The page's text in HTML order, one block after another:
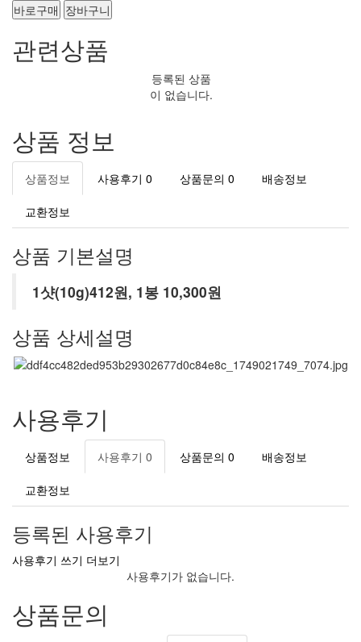
바로구매 장바구니
관련상품
등록된 상품
이 없습니다.
상품 정보
상품정보 사용후기 0 상품문의 0 배송정보
교환정보
상품 기본설명
1샷(10g)412원, 1봉 10,300원
상품 상세설명
사용후기
상품정보 사용후기 0 상품문의 0 배송정보
교환정보
등록된 사용후기
사용후기 쓰기 더보기
사용후기가 없습니다.
상품문의